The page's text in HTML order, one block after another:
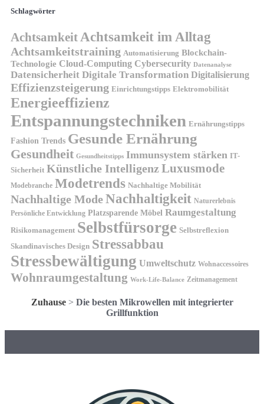
Schlagwörter
AchtsamkeitAchtsamkeit im Alltag
Achtsamkeitstraining Automatisierung Blockchain-
Technologie Cloud-Computing Cybersecurity Datenanalyse
Datensicherheit Digitale Transformation Digitalisierung
Effizienzsteigerung Einrichtungstipps Elektromobilität
Energieeffizienz
Entspannungstechniken Ernährungstipps
Fashion Trends Gesunde Ernährung
Gesundheit Gesundheitstipps Immunsystem stärken IT-
Sicherheit Künstliche IntelligenzLuxusmode
Modebranche Modetrends Nachhaltige Mobilität
Nachhaltige ModeNachhaltigkeit Naturerlebnis
Persönliche Entwicklung Platzsparende Möbel Raumgestaltung
Risikomanagement Selbstfürsorge Selbstreflexion
Skandinavisches Design Stressabbau
Stressbewältigung Umweltschutz Wohnaccessoires
Wohnraumgestaltung Work-Life-Balance Zeitmanagement
Zuhause> Die besten Mikrowellen mit integrierter
Grillfunktion